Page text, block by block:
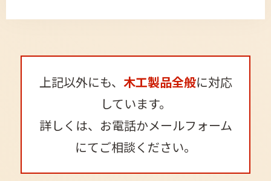
上記以外にも、 木工製品全般に対応
しています。
詳しくは、お電話かメールフォーム
にてご相談ください。